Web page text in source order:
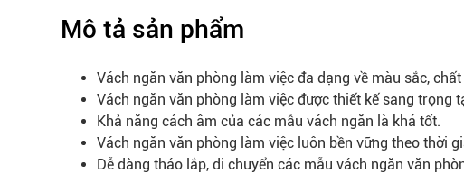
Mô tả sản phẩm
Vách ngăn văn phòng làm việc đa dạng về màu sắc,
Vách ngăn văn phòng làm việc được thiết kế sang trọng
Khả năng cách âm của các mẫu vách ngăn là khá tốt.
Vách ngăn văn phòng làm việc luôn bền vững theo thời
Dễ dàng tháo lắp, di chuyển các mẫu vách ngăn văn